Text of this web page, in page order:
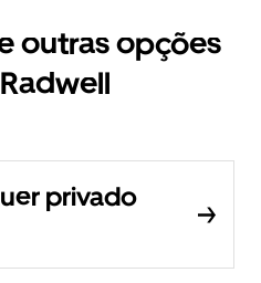
outras opções
privado